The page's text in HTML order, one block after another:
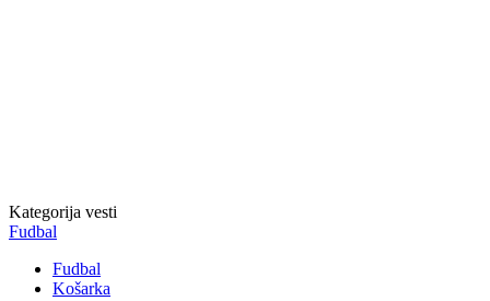
Kategorija vesti
Fudbal
Fudbal
Košarka